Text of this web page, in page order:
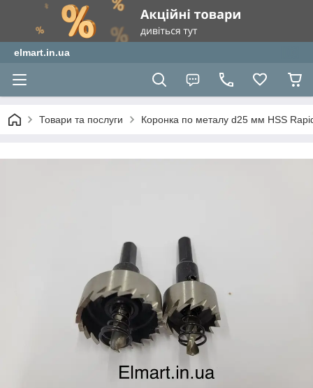
elmart.in.ua
Товари та послуги Коронка по металу d25 мм HSS